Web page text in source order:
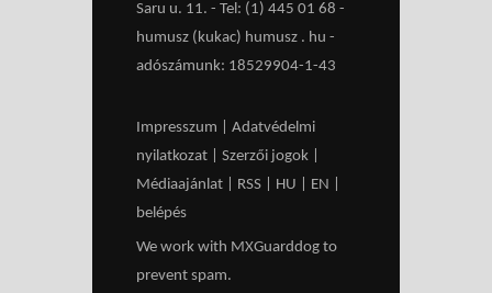
Saru u. 11. - Tel: (1) 445 01 68 -
humusz (kukac) humusz . hu -
adószámunk: 18529904-1-43
Impresszum
Adatvédelmi
nyilatkozat
Szerzői jogok
Médiaajánlat
RSS HU EN
belépés
We work with MXGuarddog to
prevent spam.